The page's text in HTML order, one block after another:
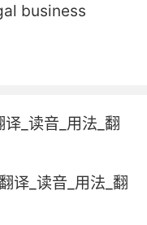
business
人;
_读音_用法_翻
译_读音_用法_翻